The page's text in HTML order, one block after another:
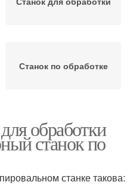
Станок по обработке
обработки
станок по
станке такова: